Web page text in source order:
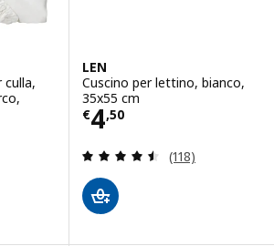
culla,
2 pz.
5 fuori da 5 stelle. Totale recensioni:
LEN
Cuscino per lettino, bianco,
35x55 cm
€4,50
Prezzo € 4,50
Recensione:
(118)